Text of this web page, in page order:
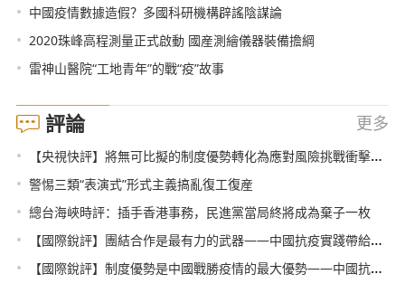
• 中國疫情數據造假？多國科研機構辟謠陰謀論
• 2020珠峰高程測量正式啟動 國産測繪儀器裝備擔綱
• 雷神山醫院“工地青年”的戰“疫”故事
評論 更多
• 【央視快評】將無可比擬的制度優勢轉化為應對風險挑戰衝擊的勝勢
• 警惕三類“表演式”形式主義搞亂復工復産
• 總台海峽時評：插手香港事務，民進黨當局終將成為棄子一枚
• 【國際銳評】團結合作是最有力的武器——中國抗疫實踐帶給世界的思考之三
• 【國際銳評】制度優勢是中國戰勝疫情的最大優勢——中國抗疫實踐帶給世界的思考之二